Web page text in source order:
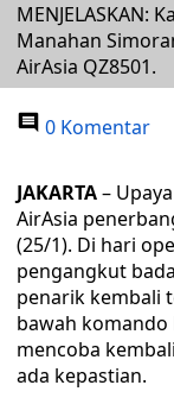
MENJELASKAN:
Manahan
AirAsia QZ8501.
0 Komentar
JAKARTA–
AirAsia
(25/1). Di hari
pengangkut
penarik kembali
bawah komando
mencoba
ada kepastian.